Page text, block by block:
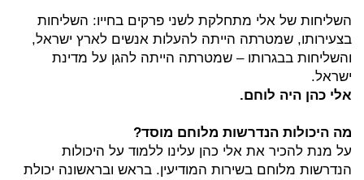
השליחות של אלי מתחלקת לשני פרקים בחייו: השליחות
בצעירותו, שמטרתה הייתה להעלות אנשים לארץ ישראל,
והשליחות בבגרותו – שמטרתה הייתה להגן על מדינת
ישראל.
אלי כהן היה לוחם.
מה היכולות הנדרשות מלוחם מוסד?
על מנת להכיר את אלי כהן עלינו ללמוד על היכולות
הנדרשות מלוחם בשירות המודיעין. בראש ובראשונה יכולת